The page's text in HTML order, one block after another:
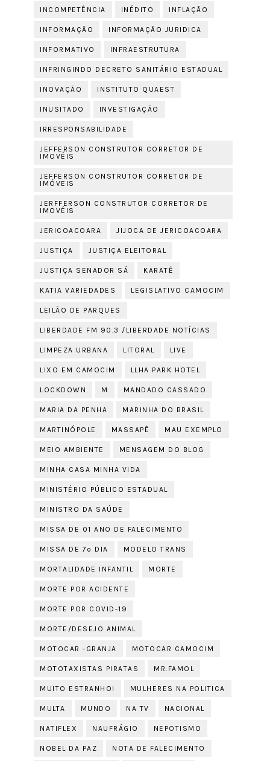
INCOMPETÊNCIA INÉDITO INFLAÇÃO
INFORMAÇÃO INFORMAÇÃO JURIDICA
INFORMATIVO INFRAESTRUTURA
INFRINGINDO DECRETO SANITÁRIO ESTADUAL
INOVAÇÃO INSTITUTO QUAEST
INUSITADO INVESTIGAÇÃO
IRRESPONSABILIDADE
JEFFERSON CONSTRUTOR CORRETOR DE
IMOVÉIS
JEFFERSON CONSTRUTOR CORRETOR DE
IMÓVEIS
JERFFERSON CONSTRUTOR CORRETOR DE
IMOVÉIS
JERICOACOARA JIJOCA DE JERICOACOARA
JUSTIÇA JUSTIÇA ELEITORAL
JUSTIÇA SENADOR SÁ KARATÊ
KATIA VARIEDADES LEGISLATIVO CAMOCIM
LEILÃO DE PARQUES
LIBERDADE FM 90.3 /LIBERDADE NOTÍCIAS
LIMPEZA URBANA LITORAL LIVE
LIXO EM CAMOCIM LLHA PARK HOTEL
LOCKDOWN M MANDADO CASSADO
MARIA DA PENHA MARINHA DO BRASIL
MARTINÓPOLE MASSAPÊ MAU EXEMPLO
MEIO AMBIENTE MENSAGEM DO BLOG
MINHA CASA MINHA VIDA
MINISTÉRIO PÚBLICO ESTADUAL
MINISTRO DA SAÚDE
MISSA DE 01 ANO DE FALECIMENTO
MISSA DE 7º DIA MODELO TRANS
MORTALIDADE INFANTIL MORTE
MORTE POR ACIDENTE
MORTE POR COVID-19
MORTE/DESEJO ANIMAL
MOTOCAR -GRANJA MOTOCAR CAMOCIM
MOTOTAXISTAS PIRATAS MR.FAMOL
MUITO ESTRANHO! MULHERES NA POLITICA
MULTA MUNDO NA TV NACIONAL
NATIFLEX NAUFRÁGIO NEPOTISMO
NOBEL DA PAZ NOTA DE FALECIMENTO